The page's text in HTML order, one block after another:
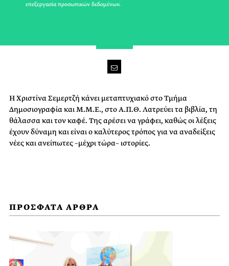
Η Χριστίνα Σεμερτζή κάνει μεταπτυχιακό στο Τμήμα
Δημοσιογραφία και Μ.Μ.Ε., στο Α.Π.Θ. Λατρεύει τα βιβλία, τη
θάλασσα και τον καφέ. Της αρέσει να γράφει, καθώς οι λέξεις
έχουν δύναμη και είναι ο καλύτερος τρόπος για να αναδείξεις
νέες και ανείπωτες –μέχρι τώρα– ιστορίες.
ΠΡΟΣΦΑΤΑ ΑΡΘΡΑ
επεξεργασία προσωπικών δεδομένων.